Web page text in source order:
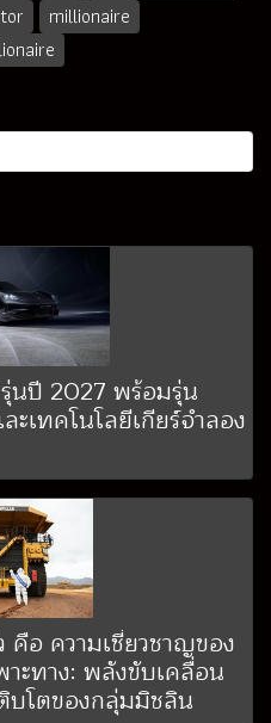
millionaire
นปี 2027 พร้อมรุ่น
เทคโนโลยีเกียร์จำลอง
คือ ความเชี่ยวชาญของ
ะทาง: พลังขับเคลื่อน
บโตของกลุ่มมิชลิน